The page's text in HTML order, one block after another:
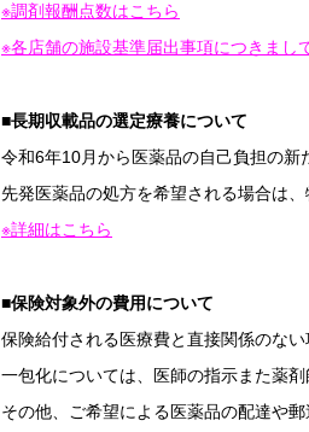
※調剤報酬点数はこちら
※各店舗の施設基準届出事項につきまし
■長期収載品の選定療養について
令和6年10月から医薬品の自己負担の新
先発医薬品の処方を希望される場合は
※詳細はこちら
■保険対象外の費用について
保険給付される医療費と直接関係のな
一包化については、医師の指示また薬
その他、ご希望による医薬品の配達や